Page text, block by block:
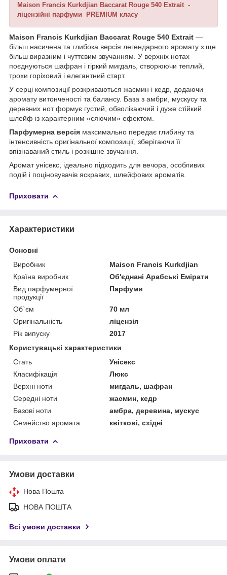
Maison Francis Kurkdjian Baccarat Rouge 540 Extrait -
ліцензійні парфуми PREMIUM класу
Maison Francis Kurkdjian Baccarat Rouge 540 Extrait —
більш насичена та глибока версія легендарного аромату з ще
більш виразним і чуттєвим звучанням. У верхніх нотах
поєднуються шафран і гіркий мигдаль, створюючи теплий,
трохи горіховий і елегантний старт.
У серці композиції розкриваються жасмин і кедр, додаючи
аромату витонченості та балансу. База з амбри, мускусу та
деревних нот формує густий, обволікаючий і дуже стійкий
шлейф із характерним «сяючим» ефектом.
Парфумерна версія максимально передає глибину та
інтенсивність оригінальної композиції, зберігаючи її
впізнаваний стиль і розкішне звучання.
Аромат унісекс, ідеально підходить для вечора, особливих
подій і поціновувачів яскравих, шлейфових ароматів.
Приховати
Характеристики
Основні
Виробник
Maison Francis Kurkdjian
Країна виробник
Об'єднані Арабські Емірати
Вид парфумерної
продукції
Парфуми
Об`єм
70 мл
Оригінальність
ліцензія
Рік випуску
2017
Користувацькі характеристики
Стать
Унісекс
Класифікація
Люкс
Верхні ноти
мигдаль, шафран
Середні ноти
жасмин, кедр
Базові ноти
амбра, деревина, мускус
Семейство аромата
квіткові, східні
Приховати
Умови доставки
Нова Пошта
НОВА ПОШТА
Всі умови доставки
Умови оплати